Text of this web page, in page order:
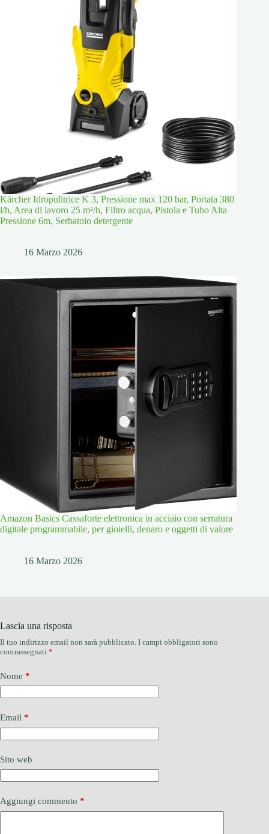
Kärcher Idropulitrice K 3, Pressione max 120 bar, Portata 380
l/h, Area di lavoro 25 m²/h, Filtro acqua, Pistola e Tubo Alta
Pressione 6m, Serbatoio detergente
16 Marzo 2026
Amazon Basics Cassaforte elettronica in acciaio con serratura
digitale programmabile, per gioielli, denaro e oggetti di valore
16 Marzo 2026
Lascia una risposta
Il tuo indirizzo email non sarà pubblicato. I campi obbligatori sono
contrassegnati *
Nome *
Email *
Sito web
Aggiungi commento *